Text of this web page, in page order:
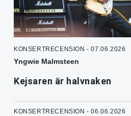
KONSERTRECENSION - 07.06.2026
Yngwie Malmsteen
Kejsaren är halvnaken
KONSERTRECENSION - 06.06.2026